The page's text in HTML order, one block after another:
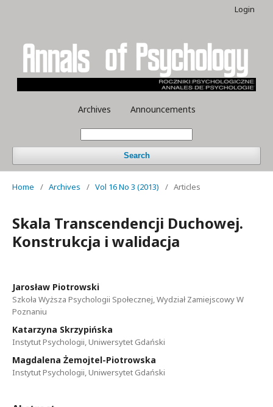
Archives Announcements
Search
Login
Home / Archives / Vol 16 No 3 (2013) / Articles
Skala Transcendencji Duchowej.
Konstrukcja i walidacja
Jarosław Piotrowski
Szkoła Wyższa Psychologii Społecznej, Wydział Zamiejscowy W
Poznaniu
Katarzyna Skrzypińska
Instytut Psychologii, Uniwersytet Gdański
Magdalena Żemojtel-Piotrowska
Instytut Psychologii, Uniwersytet Gdański